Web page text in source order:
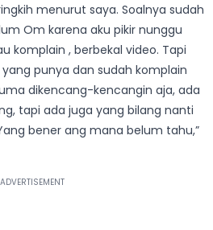
menurut saya. Soalnya sudah
Om karena aku pikir nunggu
komplain , berbekal video. Tapi
punya dan sudah komplain
dikencang-kencangin aja, ada
tapi ada juga yang bilang nanti
bener ang mana belum tahu,”